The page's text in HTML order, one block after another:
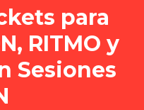
para
RITMO y
Sesiones